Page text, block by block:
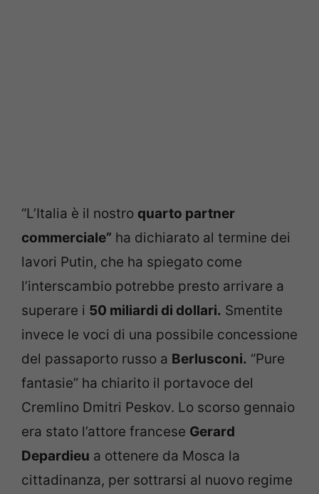
“L’Italia è il nostro quarto partner
commerciale” ha dichiarato al termine dei
lavori Putin, che ha spiegato come
l’interscambio potrebbe presto arrivare a
superare i 50 miliardi di dollari. Smentite
invece le voci di una possibile concessione
del passaporto russo a Berlusconi. “Pure
fantasie” ha chiarito il portavoce del
Cremlino Dmitri Peskov. Lo scorso gennaio
era stato l’attore francese Gerard
Depardieu a ottenere da Mosca la
cittadinanza, per sottrarsi al nuovo regime